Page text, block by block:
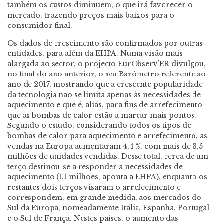
também os custos diminuem, o que irá favorecer o
mercado, trazendo preços mais baixos para o
consumidor final.
Os dados de crescimento são confirmados por outras
entidades, para além da EHPA. Numa visão mais
alargada ao sector, o projecto EurObserv’ER divulgou,
no final do ano anterior, o seu Barómetro referente ao
ano de 2017, mostrando que a crescente popularidade
da tecnologia não se limita apenas às necessidades de
aquecimento e que é, aliás, para fins de arrefecimento
que as bombas de calor estão a marcar mais pontos.
Segundo o estudo, considerando todos os tipos de
bombas de calor para aquecimento e arrefecimento, as
vendas na Europa aumentaram 4,4 %, com mais de 3,5
milhões de unidades vendidas. Desse total, cerca de um
terço destinou-se a responder a necessidades de
aquecimento (1,1 milhões, aponta a EHPA), enquanto os
restantes dois terços visaram o arrefecimento e
correspondem, em grande medida, aos mercados do
Sul da Europa, nomeadamente Itália, Espanha, Portugal
e o Sul de França. Nestes países, o aumento das